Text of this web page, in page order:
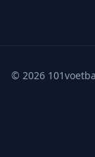
© 2026